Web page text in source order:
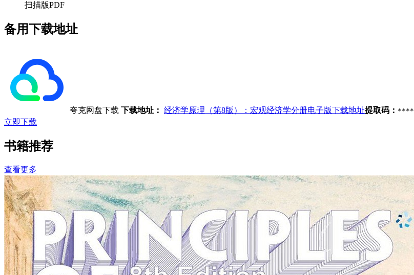
扫描版PDF
备用下载地址
夸克网盘下载 下载地址： 经济学原理（第8版）：宏观经济学分册电子版下载地址提取码： ****
立即下载
书籍推荐
查看更多